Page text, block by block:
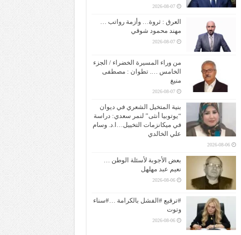
2026-08-07
العرق : ثروة… وأزمة رواتب …
مهند محمود شوقي
2026-08-07
من وراء المسيرة الخضراء / الجزء
الخامس …. تطوان : مصطفى
منيغ
2026-08-07
بنية المتخيل الشعري في ديوان
“يوتوبيا أنثى” لنمر سعدي: دراسة
في ميكانزمات التخييل…ا.د. وسام
علي الخالدي
2026-08-06
بعض الأجوبة لأسئلة الوطن …
نعيم عبد مهلهل
2026-08-06
#ترقيع #الفشل بالكرامة …#سناء
وتوت
2026-08-06